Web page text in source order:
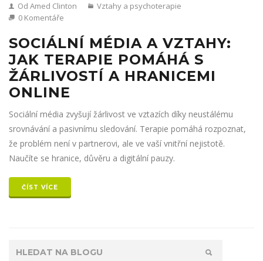
Od Amed Clinton
Vztahy a psychoterapie
0 Komentáře
SOCIÁLNÍ MÉDIA A VZTAHY:
JAK TERAPIE POMÁHÁ S
ŽÁRLIVOSTÍ A HRANICEMI
ONLINE
Sociální média zvyšují žárlivost ve vztazích díky neustálému
srovnávání a pasivnímu sledování. Terapie pomáhá rozpoznat,
že problém není v partnerovi, ale ve vaší vnitřní nejistotě.
Naučíte se hranice, důvěru a digitální pauzy.
ČÍST VÍCE